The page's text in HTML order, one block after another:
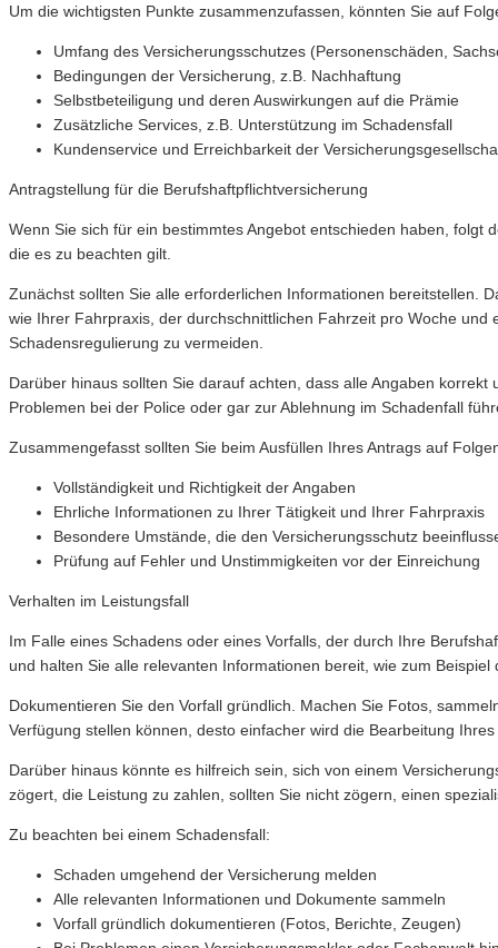
Um die wichtigsten Punkte zusammenzufassen, könnten Sie auf
Umfang des Versicherungsschutzes (Personenschäden,
Bedingungen der Versicherung, z.B. Nachhaftung
Selbstbeteiligung und deren Auswirkungen auf die Prämie
Zusätzliche Services, z.B. Unterstützung im Schadensfall
Kundenservice und Erreichbarkeit der
Antragstellung für die Berufshaftpflichtversicherung
Wenn Sie sich für ein bestimmtes Angebot entschieden haben,
die es zu beachten gilt.
Zunächst sollten Sie alle erforderlichen Informationen bereitstellen.
wie Ihrer Fahrpraxis, der durchschnittlichen Fahrzeit pro Woche
Schadensregulierung zu vermeiden.
Darüber hinaus sollten Sie darauf achten, dass alle Angaben
Problemen bei der Police oder gar zur Ablehnung im Schadenfall
Zusammengefasst sollten Sie beim Ausfüllen Ihres Antrags auf
Vollständigkeit und Richtigkeit der Angaben
Ehrliche Informationen zu Ihrer Tätigkeit und Ihrer Fahrpraxis
Besondere Umstände, die den Versicherungsschutz
Prüfung auf Fehler und Unstimmigkeiten vor der Einreichung
Verhalten im Leistungsfall
Im Falle eines Schadens oder eines Vorfalls, der durch Ihre
und halten Sie alle relevanten Informationen bereit, wie zum
Dokumentieren Sie den Vorfall gründlich. Machen Sie Fotos,
Verfügung stellen können, desto einfacher wird die Bearbeitung
Darüber hinaus könnte es hilfreich sein, sich von einem
zögert, die Leistung zu zahlen, sollten Sie nicht zögern, einen
Zu beachten bei einem Schadensfall:
Schaden umgehend der Versicherung melden
Alle relevanten Informationen und Dokumente sammeln
Vorfall gründlich dokumentieren (Fotos, Berichte, Zeugen)